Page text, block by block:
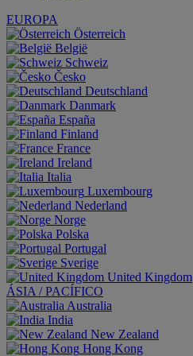
EUROPA
Österreich
België
Schweiz
Česko
Deutschland
Danmark
España
Finland
France
Ireland
Italia
Luxembourg
Nederland
Norge
Polska
Portugal
Sverige
United Kingdom
ÁSIA / PACÍFICO
Australia
India
New Zealand
Hong Kong